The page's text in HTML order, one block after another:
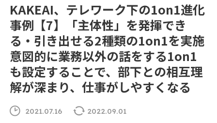
KAKEAI、テレワーク下の1on1進化
事例【7】「主体性」を発揮でき
る・引き出せる2種類の1on1を実施
意図的に業務以外の話をする1on1
も設定することで、部下との相互理
解が深まり、仕事がしやすくなる
2021.07.16 2022.09.01